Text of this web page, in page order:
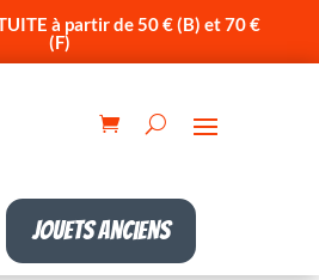
à partir de 50 € (B) et 70 €
(F)
Jouets anciens